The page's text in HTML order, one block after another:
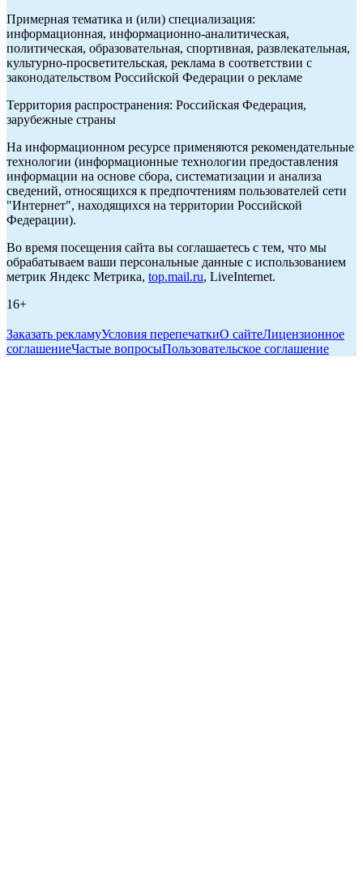
Примерная тематика и (или) специализация:
информационная, информационно-аналитическая,
политическая, образовательная, спортивная, развлекательная,
культурно-просветительская, реклама в соответствии с
законодательством Российской Федерации о рекламе
Территория распространения: Российская Федерация,
зарубежные страны
На информационном ресурсе применяются рекомендательные
технологии (информационные технологии предоставления
информации на основе сбора, систематизации и анализа
сведений, относящихся к предпочтениям пользователей сети
"Интернет", находящихся на территории Российской
Федерации).
Во время посещения сайта вы соглашаетесь с тем, что мы
обрабатываем ваши персональные данные с использованием
метрик Яндекс Метрика, top.mail.ru, LiveInternet.
16+
Заказать рекламуУсловия перепечаткиО сайтеЛицензионное
соглашениеЧастые вопросыПользовательское соглашение